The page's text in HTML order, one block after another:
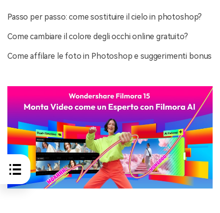
Passo per passo: come sostituire il cielo in photoshop?
Come cambiare il colore degli occhi online gratuito?
Come affilare le foto in Photoshop e suggerimenti bonus